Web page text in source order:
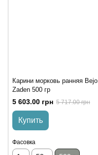
Карини морковь ранняя Bejo
Zaden 500 гр
5 603.00 грн 5 717.00 грн
Купить
Фасовка